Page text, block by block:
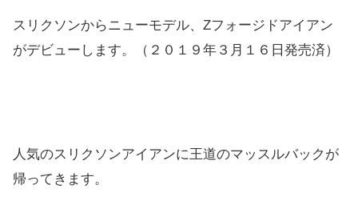
スリクソンからニューモデル、Zフォージドアイアン
がデビューします。（２０１９年３月１６日発売済）
人気のスリクソンアイアンに王道のマッスルバックが
帰ってきます。